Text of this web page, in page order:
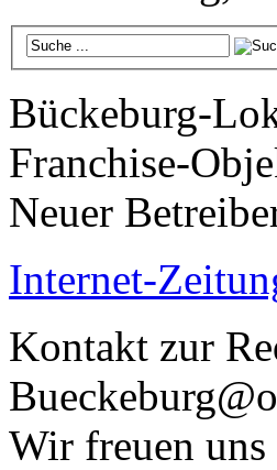
Bückeburg-
Franchise-
Neuer
Internet-
Kontakt zur
Wir freuen uns